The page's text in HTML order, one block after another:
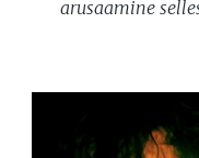
arusaamine